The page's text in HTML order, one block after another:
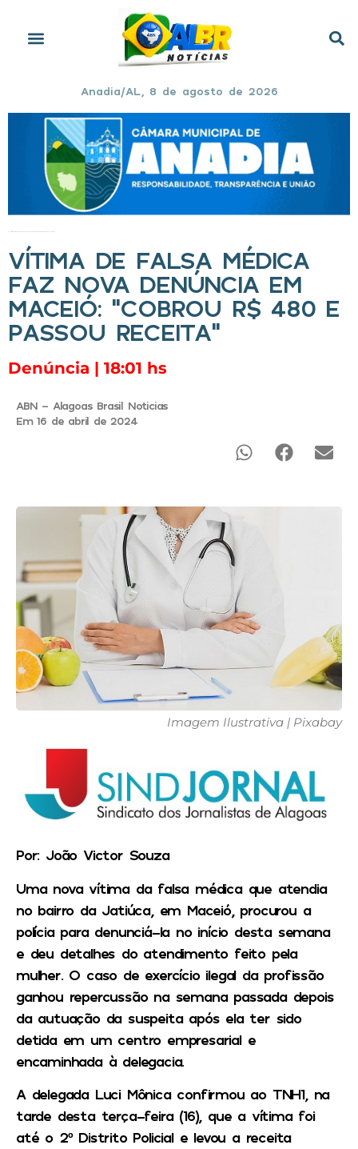
Anadia/AL, 8 de agosto de 2026
VÍTIMA DE FALSA MÉDICA
FAZ NOVA DENÚNCIA EM
MACEIÓ: “COBROU R$ 480 E
PASSOU RECEITA”
Denúncia | 18:01 hs
ABN - Alagoas Brasil Noticias
Em 16 de abril de 2024
Imagem Ilustrativa | Pixabay
Por: João Victor Souza
Uma nova vítima da falsa médica que atendia
no bairro da Jatiúca, em Maceió, procurou a
polícia para denunciá-la no início desta semana
e deu detalhes do atendimento feito pela
mulher. O caso de exercício ilegal da profissão
ganhou repercussão na semana passada depois
da autuação da suspeita após ela ter sido
detida em um centro empresarial e
encaminhada à delegacia.
A delegada Luci Mônica confirmou ao TNH1, na
tarde desta terça-feira (16), que a vítima foi
até o 2º Distrito Policial e levou a receita